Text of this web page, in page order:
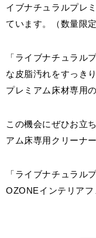
会社情報
お客様窓口
イブナチュラルプレ
ています。（数量限定
「ライブナチュラル
な皮脂汚れをすっき
プレミアム床材専用
この機会にぜひお立
アム床専用クリーナ
「ライブナチュラル
OZONEインテリアフ